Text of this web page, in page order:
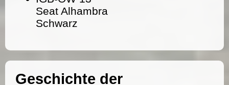
Seat Alhambra
Schwarz
Geschichte der